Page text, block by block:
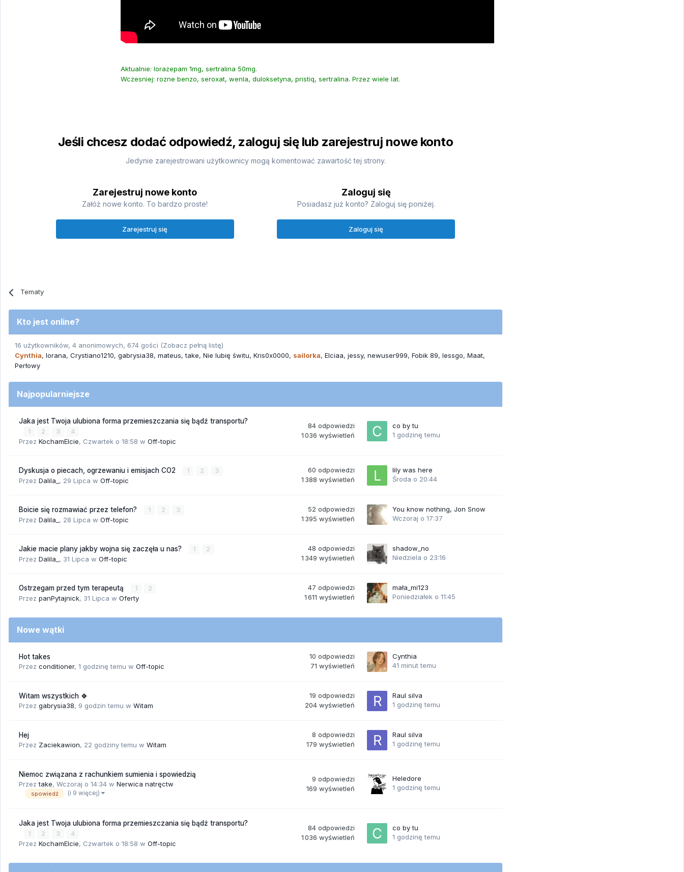
Aktualnie: lorazepam 1mg, sertralina 50mg.
Wczesniej: rozne benzo, seroxat, wenla, duloksetyna, pristiq, sertralina. Przez wiele lat.
Jeśli chcesz dodać odpowiedź, zaloguj się lub zarejestruj nowe konto
Jedynie zarejestrowani użytkownicy mogą komentować zawartość tej strony.
Zarejestruj nowe konto
Załóż nowe konto. To bardzo proste!
Zarejestruj się
Zaloguj się
Posiadasz już konto? Zaloguj się poniżej.
Zaloguj się
Tematy
Kto jest online?
16 użytkowników, 4 anonimowych, 674 gości (Zobacz pełną listę)
Cynthia lorana Crystiano1210 gabrysia38 mateus take Nie lubię świtu Kris0x0000 sailorka Elciaa jessy newuser999 Fobik 89 lessgo Maat
Perłowy
Najpopularniejsze
Jaka jest Twoja ulubiona forma przemieszczania się bądź transportu?
1 2 3 4
Przez KochamElcie, Czwartek o 18:58 w Off-topic
84 odpowiedzi
1 036 wyświetleń
co by tu
1 godzinę temu
Dyskusja o piecach, ogrzewaniu i emisjach CO2 1 2 3
Przez Dalila_ , 29 Lipca w Off-topic
60 odpowiedzi
1 388 wyświetleń
lily was here
Środa o 20:44
Boicie się rozmawiać przez telefon? 1 2 3
Przez Dalila_ , 28 Lipca w Off-topic
52 odpowiedzi
1 395 wyświetleń
You know nothing, Jon Snow
Wczoraj o 17:37
Jakie macie plany jakby wojna się zaczęła u nas? 1 2
Przez Dalila_ , 31 Lipca w Off-topic
48 odpowiedzi
1 349 wyświetleń
shadow_no
Niedziela o 23:16
Ostrzegam przed tym terapeutą 1 2
Przez panPytajnick, 31 Lipca w Oferty
47 odpowiedzi
1 611 wyświetleń
mała_mi123
Poniedziałek o 11:45
Nowe wątki
Hot takes
Przez conditioner, 1 godzinę temu w Off-topic
10 odpowiedzi
71 wyświetleń
Cynthia
41 minut temu
Witam wszystkich 🍀
Przez gabrysia38, 9 godzin temu w Witam
19 odpowiedzi
204 wyświetleń
Raul silva
1 godzinę temu
Hej
Przez Zaciekawion, 22 godziny temu w Witam
8 odpowiedzi
179 wyświetleń
Raul silva
1 godzinę temu
Niemoc związana z rachunkiem sumienia i spowiedzią
Przeztake, Wczoraj o 14:34 w Nerwica natręctw
spowiedź (i 9 więcej)
9 odpowiedzi
169 wyświetleń
Heledore
1 godzinę temu
Jaka jest Twoja ulubiona forma przemieszczania się bądź transportu?
1 2 3 4
Przez KochamElcie, Czwartek o 18:58 w Off-topic
84 odpowiedzi
1 036 wyświetleń
co by tu
1 godzinę temu